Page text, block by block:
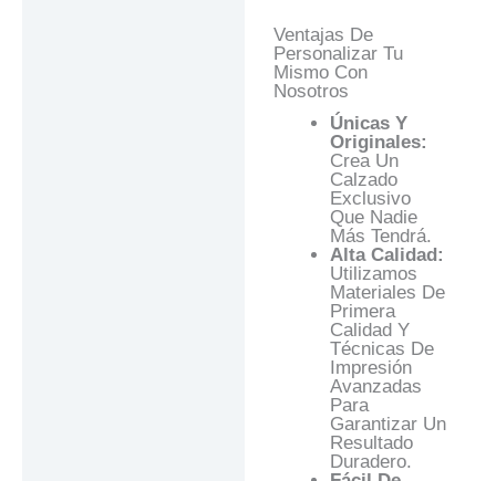
Ventajas De
Personalizar Tu
Mismo Con
Nosotros
Únicas Y
Originales:
Crea Un
Calzado
Exclusivo
Que Nadie
Más Tendrá.
Alta Calidad:
Utilizamos
Materiales De
Primera
Calidad Y
Técnicas De
Impresión
Avanzadas
Para
Garantizar Un
Resultado
Duradero.